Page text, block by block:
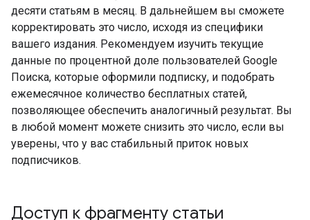
десяти статьям в месяц. В дальнейшем вы сможете
корректировать это число, исходя из специфики
вашего издания. Рекомендуем изучить текущие
данные по процентной доле пользователей Google
Поиска, которые оформили подписку, и подобрать
ежемесячное количество бесплатных статей,
позволяющее обеспечить аналогичный результат. Вы
в любой момент можете снизить это число, если вы
уверены, что у вас стабильный приток новых
подписчиков.
Доступ к фрагменту статьи